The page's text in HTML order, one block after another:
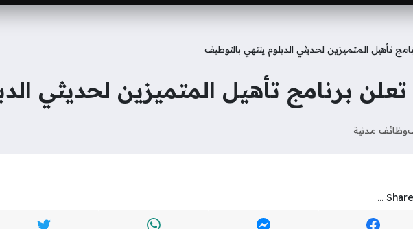
تأهيل المتميزين لحديثي الدبلوم ينتهي بالتوظيف
تعلن برنامج تأهيل المتميزين لحديثي
وظائف مدنية
Share